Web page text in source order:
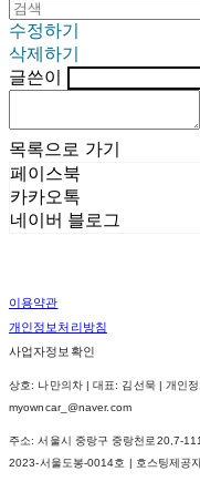
수정하기
삭제하기
글쓴이
목록으로 가기
페이스북
카카오톡
네이버 블로그
이용약관
개인정보처리방침
사업자정보확인
상호: 나만의차 | 대표: 김선묵 | 개인
myowncar_@naver.com
주소: 서울시 중랑구 중랑천로20,7-
2023-서울도봉-0014호
| 호스팅제공